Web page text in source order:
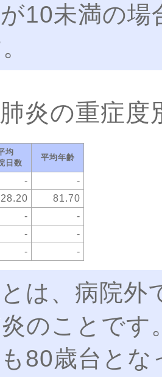
10未満の場
炎の重症度
均
日数
平均年齢
- -
28.20 81.70
- -
- -
- -
は、病院外
のことです
80歳台と